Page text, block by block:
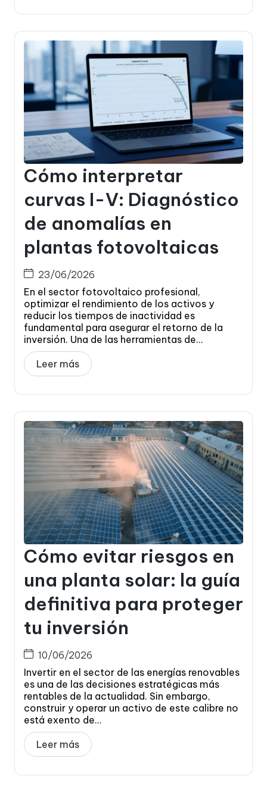
Cómo interpretar
curvas I-V: Diagnóstico
de anomalías en
plantas fotovoltaicas
23/06/2026
En el sector fotovoltaico profesional,
optimizar el rendimiento de los activos y
reducir los tiempos de inactividad es
fundamental para asegurar el retorno de la
inversión. Una de las herramientas de...
Leer más
Cómo evitar riesgos en
una planta solar: la guía
definitiva para proteger
tu inversión
10/06/2026
Invertir en el sector de las energías renovables
es una de las decisiones estratégicas más
rentables de la actualidad. Sin embargo,
construir y operar un activo de este calibre no
está exento de...
Leer más